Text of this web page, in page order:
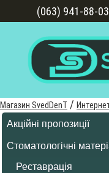
(063) 941-88-03
Магазин SvedDenT /
Акційні пропозиції
Стоматологічні
Реставрація